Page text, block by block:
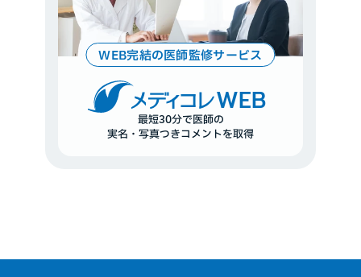
WEB完結の医師監修サービス
WEB
最短30分で医師の
実名・写真つきコメントを取得